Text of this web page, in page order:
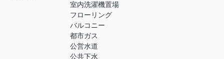
室内洗濯機置場
フローリング
バルコニー
都市ガス
公営水道
公共下水